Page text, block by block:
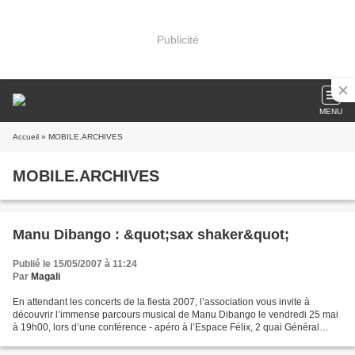
Publicité
MENU
Accueil » MOBILE.ARCHIVES
MOBILE.ARCHIVES
Manu Dibango : &quot;sax shaker&quot;
Publié le 15/05/2007 à 11:24
Par Magali
En attendant les concerts de la fiesta 2007, l’association vous invite à
découvrir l’immense parcours musical de Manu Dibango le vendredi 25 mai
à 19h00, lors d’une conférence - apéro à l’Espace Félix, 2 quai Général